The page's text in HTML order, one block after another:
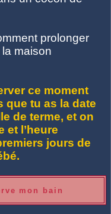
prolonger
maison
ce moment
que tu as la date
de terme, et on
et l’heure
jours de
mon bain